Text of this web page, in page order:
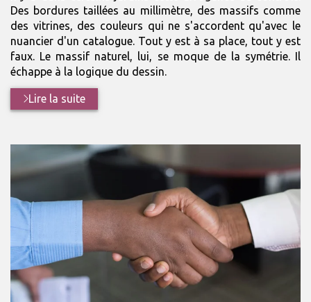
Des bordures taillées au millimètre, des massifs comme
des vitrines, des couleurs qui ne s'accordent qu'avec le
nuancier d'un catalogue. Tout y est à sa place, tout y est
faux. Le massif naturel, lui, se moque de la symétrie. Il
échappe à la logique du dessin.
Lire la suite